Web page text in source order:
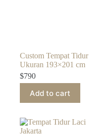
Custom Tempat Tidur
Ukuran 193×201 cm
$790
Add to cart